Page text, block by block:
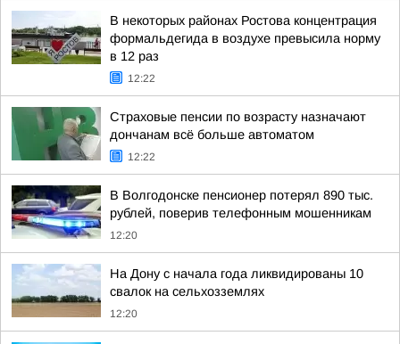
В некоторых районах Ростова концентрация
формальдегида в воздухе превысила норму
в 12 раз
12:22
Страховые пенсии по возрасту назначают
дончанам всё больше автоматом
12:22
В Волгодонске пенсионер потерял 890 тыс.
рублей, поверив телефонным мошенникам
12:20
На Дону с начала года ликвидированы 10
свалок на сельхозземлях
12:20